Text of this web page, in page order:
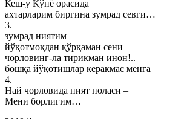
Кеш-у Кўнё орасида
ахтарларим биргина зумрад севги…
3.
зумрад ниятим
йўқотмоқдан қўрқаман сени
чорловинг-ла тирикман инон!..
бошқа йўқотишлар керакмас менга
4.
Най чорловида ният ноласи –
Мени борлигим…